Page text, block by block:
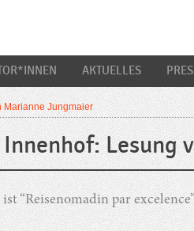
AKTUELLES
Marianne Jungmaier
Lesung
“Reisenomadin par